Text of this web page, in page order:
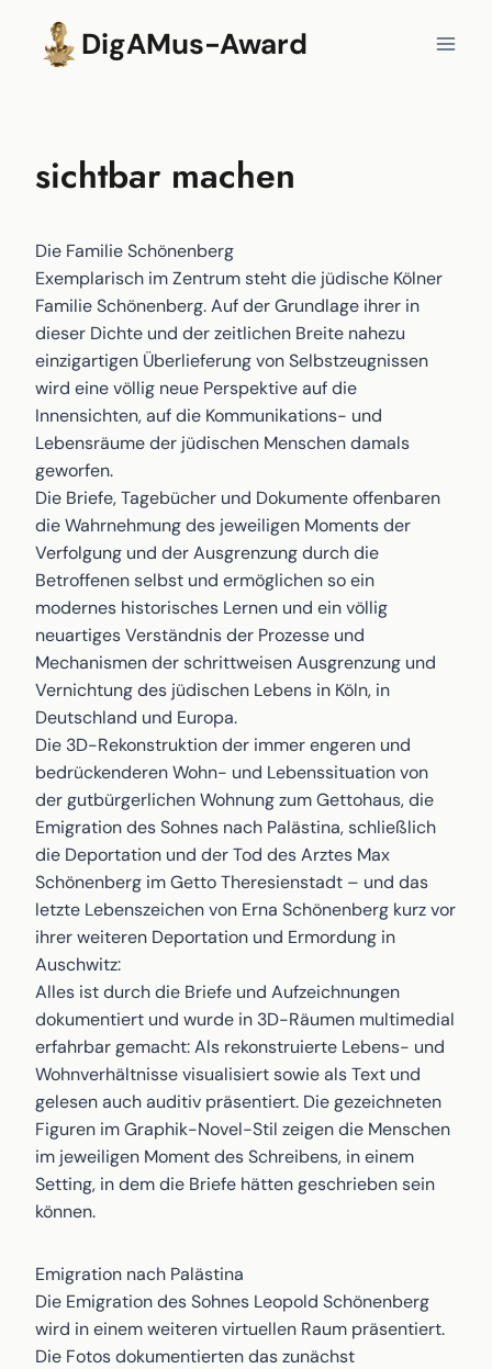
springen
DigAMus-Award
sichtbar machen
Die Familie Schönenberg
Exemplarisch im Zentrum steht die jüdische Kölner
Familie Schönenberg. Auf der Grundlage ihrer in
dieser Dichte und der zeitlichen Breite nahezu
einzigartigen Überlieferung von Selbstzeugnissen
wird eine völlig neue Perspektive auf die
Innensichten, auf die Kommunikations- und
Lebensräume der jüdischen Menschen damals
geworfen.
Die Briefe, Tagebücher und Dokumente offenbaren
die Wahrnehmung des jeweiligen Moments der
Verfolgung und der Ausgrenzung durch die
Betroffenen selbst und ermöglichen so ein
modernes historisches Lernen und ein völlig
neuartiges Verständnis der Prozesse und
Mechanismen der schrittweisen Ausgrenzung und
Vernichtung des jüdischen Lebens in Köln, in
Deutschland und Europa.
Die 3D-Rekonstruktion der immer engeren und
bedrückenderen Wohn- und Lebenssituation von
der gutbürgerlichen Wohnung zum Gettohaus, die
Emigration des Sohnes nach Palästina, schließlich
die Deportation und der Tod des Arztes Max
Schönenberg im Getto Theresienstadt – und das
letzte Lebenszeichen von Erna Schönenberg kurz vor
ihrer weiteren Deportation und Ermordung in
Auschwitz:
Alles ist durch die Briefe und Aufzeichnungen
dokumentiert und wurde in 3D-Räumen multimedial
erfahrbar gemacht: Als rekonstruierte Lebens- und
Wohnverhältnisse visualisiert sowie als Text und
gelesen auch auditiv präsentiert. Die gezeichneten
Figuren im Graphik-Novel-Stil zeigen die Menschen
im jeweiligen Moment des Schreibens, in einem
Setting, in dem die Briefe hätten geschrieben sein
können.
Emigration nach Palästina
Die Emigration des Sohnes Leopold Schönenberg
wird in einem weiteren virtuellen Raum präsentiert.
Die Fotos dokumentierten das zunächst